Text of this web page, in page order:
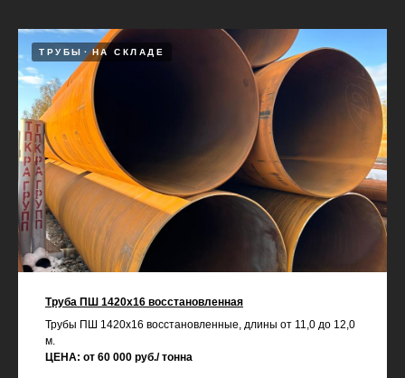
ТРУБЫ НА СКЛАДЕ
Труба ПШ 1420х16 восстановленная
Трубы ПШ 1420х16 восстановленные, длины от 11,0 до 12,0
м.
ЦЕНА: от 60 000 руб./ тонна